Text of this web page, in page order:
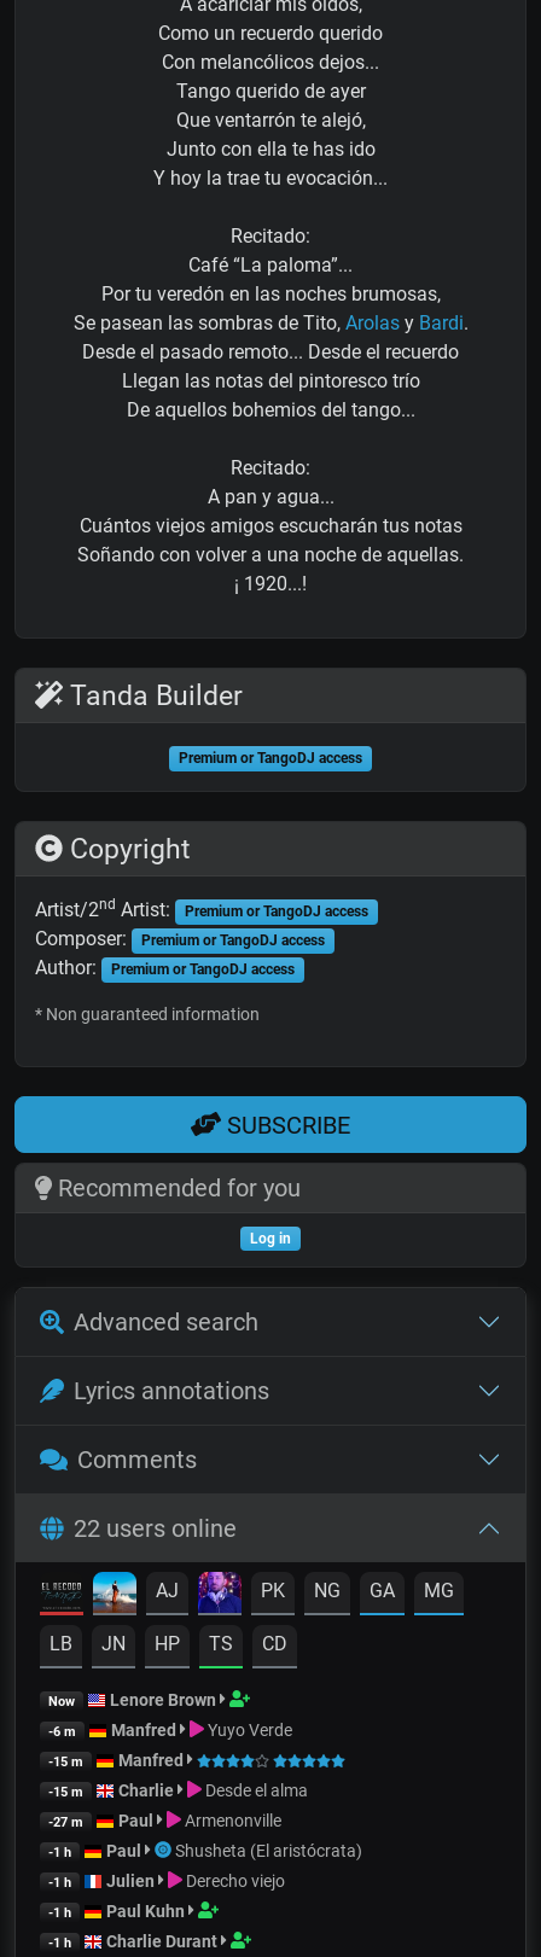
A acariciar mis oídos,
Como un recuerdo querido
Con melancólicos dejos...
Tango querido de ayer
Que ventarrón te alejó,
Junto con ella te has ido
Y hoy la trae tu evocación...
Recitado:
Café “La paloma”...
Por tu veredón en las noches brumosas,
Se pasean las sombras de Tito, Arolasy Bardi.
Desde el pasado remoto... Desde el recuerdo
Llegan las notas del pintoresco trío
De aquellos bohemios del tango...
Recitado:
A pan y agua...
Cuántos viejos amigos escucharán tus notas
Soñando con volver a una noche de aquellas.
¡ 1920...!
Tanda Builder
Premium or TangoDJ access
Copyright
Artist/2nd Artist: Premium or TangoDJ access
Composer: Premium or TangoDJ access
Author: Premium or TangoDJ access
* Non guaranteed information
SUBSCRIBE
Recommended for you
Log in
Advanced search
Lyrics annotations
Comments
22 users online
AJ PK NG GA MG
LB JN HP TS CD
Now Lenore Brown
-6 m Manfred Yuyo Verde
-15 m Manfred
-15 m Charlie Desde el alma
-27 m Paul Armenonville
-1 h Paul Shusheta (El aristócrata)
-1 h Julien Derecho viejo
-1 h Paul Kuhn
-1 h Charlie Durant